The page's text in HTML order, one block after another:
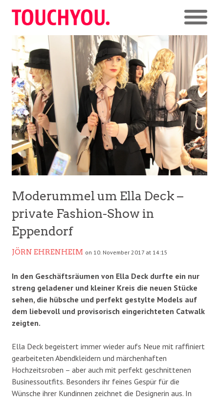
Moderummel um Ella Deck –
private Fashion-Show in
Eppendorf
JÖRN EHRENHEIM on 10. November 2017 at 14:15
In den Geschäftsräumen von Ella Deck durfte ein nur
streng geladener und kleiner Kreis die neuen Stücke
sehen, die hübsche und perfekt gestylte Models auf
dem liebevoll und provisorisch eingerichteten Catwalk
zeigten.
Ella Deck begeistert immer wieder aufs Neue mit raffiniert
gearbeiteten Abendkleidern und märchenhaften
Hochzeitsroben – aber auch mit perfekt geschnittenen
Businessoutfits. Besonders ihr feines Gespür für die
Wünsche ihrer Kundinnen zeichnet die Designerin aus. In